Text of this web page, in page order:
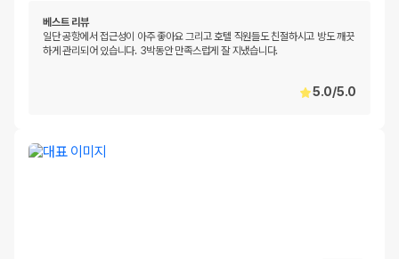
베스트 리뷰
일단 공항에서 접근성이 아주 좋아요 그리고 호텔 직원들도 친절하시고 방도 깨끗
하게 관리되어 있습니다. 3박동안 만족스럽게 잘 지냈습니다.
5.0/5.0